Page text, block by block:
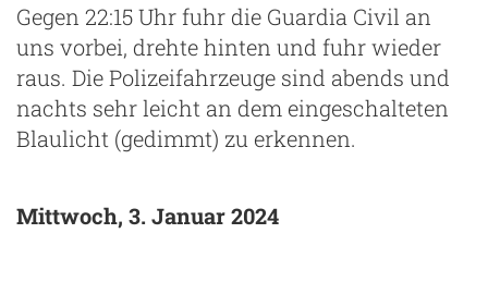
Gegen 22:15 Uhr fuhr die Guardia Civil an
uns vorbei, drehte hinten und fuhr wieder
raus. Die Polizeifahrzeuge sind abends und
nachts sehr leicht an dem eingeschalteten
Blaulicht (gedimmt) zu erkennen.
Mittwoch, 3. Januar 2024